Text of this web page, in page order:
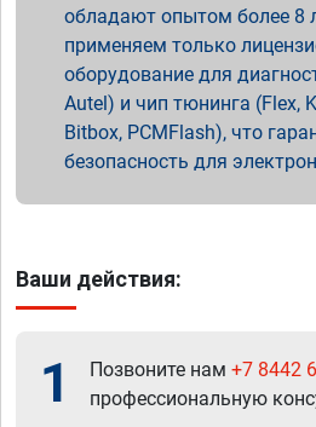
обладают опытом более 8
применяем только
оборудование для
Autel) и чип тюнинга (Flex,
Bitbox, PCMFlash), что
безопасность для
Ваши действия:
1 Позвоните нам +7 8442
профессиональную